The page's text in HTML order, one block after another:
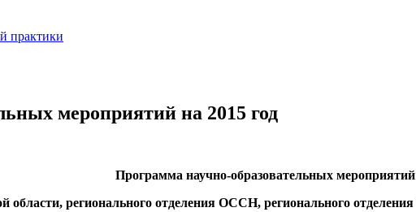
практики
мероприятий на 2015 год
Программа научно-образовательных мероприятий
области, регионального отделения ОССН, регионального отделения